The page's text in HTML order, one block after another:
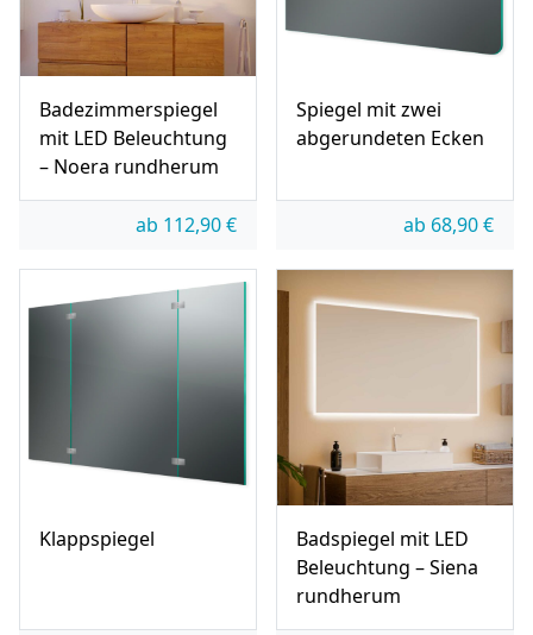
Badezimmerspiegel
mit LED Beleuchtung
– Noera rundherum
ab 112,90€
Spiegel mit zwei
abgerundeten Ecken
ab 68,90€
Klappspiegel
Badspiegel mit LED
Beleuchtung – Siena
rundherum